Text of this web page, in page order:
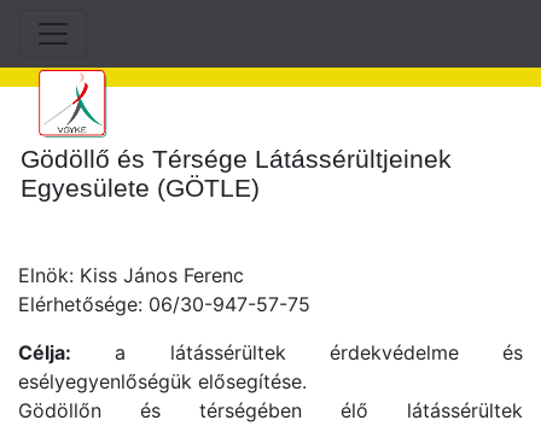
Gödöllő és Térsége Látássérültjeinek
Egyesülete (GÖTLE)
Elnök: Kiss János Ferenc
Elérhetősége: 06/30-947-57-75
Célja: a látássérültek érdekvédelme és
esélyegyenlőségük elősegítése.
Gödöllőn és térségében élő látássérültek